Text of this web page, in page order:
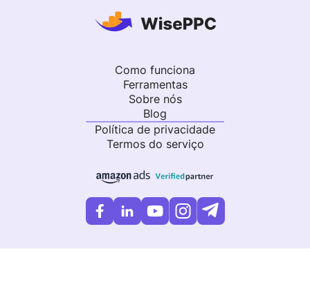
Como funciona
Ferramentas
Sobre nós
Blog
Política de privacidade
Termos do serviço